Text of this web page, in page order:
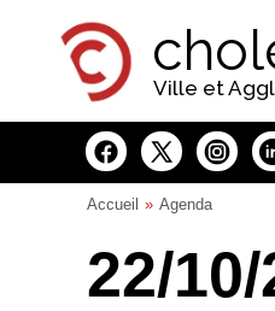
Ville et
Accueil Agenda
22/